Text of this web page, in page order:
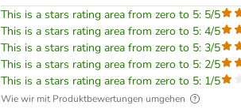
This is a stars rating area from zero to 5: 5/5
This is a stars rating area from zero to 5: 4/5
This is a stars rating area from zero to 5: 3/5
This is a stars rating area from zero to 5: 2/5
This is a stars rating area from zero to 5: 1/5
Wie wir mit Produktbewertungen umgehen